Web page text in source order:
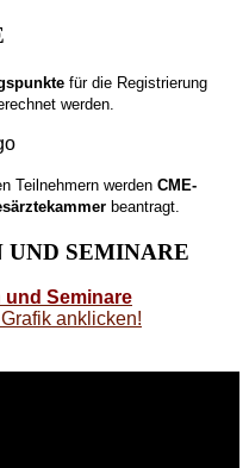
für die Registrierung
werden.
Teilnehmern werdenCME-
beantragt.
UND SEMINARE
Seminare
anklicken!